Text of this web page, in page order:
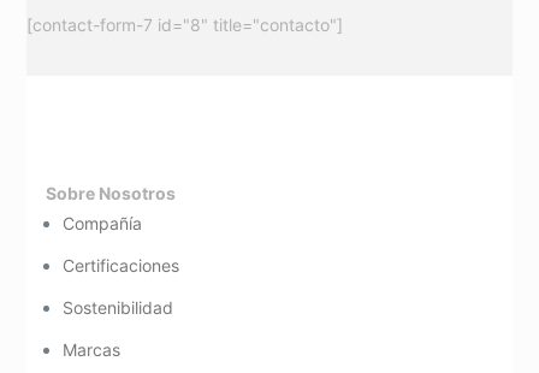
[contact-form-7 id="8" title="contacto"]
Sobre Nosotros
Compañía
Certificaciones
Sostenibilidad
Marcas